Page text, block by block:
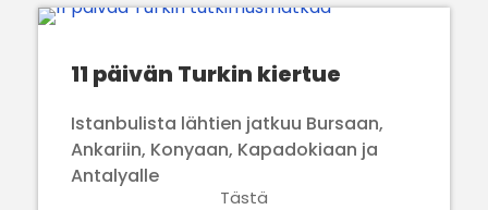
11 päivän Turkin kiertue
Istanbulista lähtien jatkuu Bursaan,
Ankariin, Konyaan, Kapadokiaan ja
Antalyalle
Tästä